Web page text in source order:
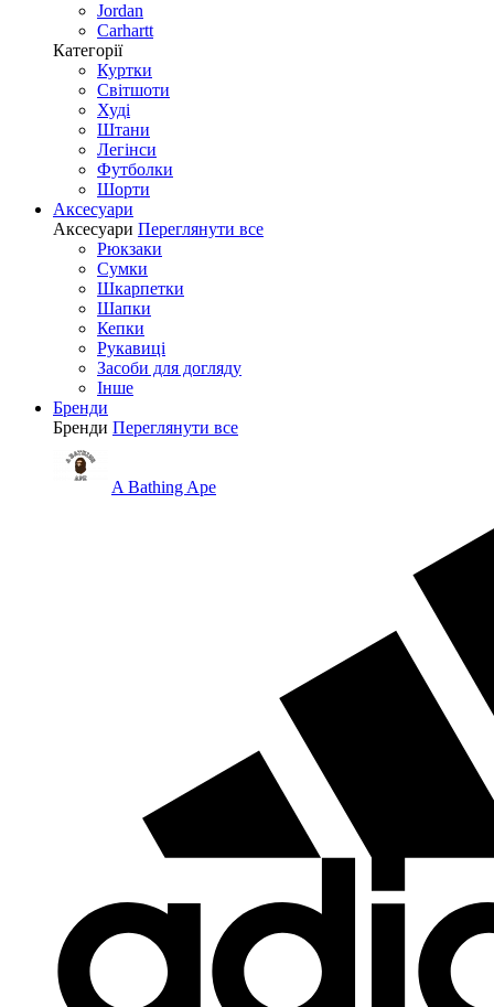
Jordan
Carhartt
Категорії
Куртки
Світшоти
Худі
Штани
Легінси
Футболки
Шорти
Аксесуари
Аксесуари Переглянути все
Рюкзаки
Сумки
Шкарпетки
Шапки
Кепки
Рукавиці
Засоби для догляду
Інше
Бренди
Бренди Переглянути все
A Bathing Ape